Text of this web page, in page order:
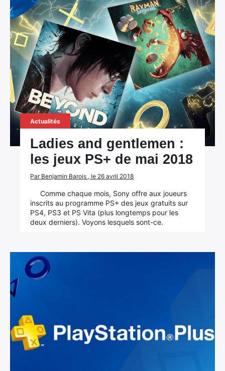
Actualités
Ladies and gentlemen :
les jeux PS+ de mai 2018
Par Benjamin Barois , le 26 avril 2018
Comme chaque mois, Sony offre aux joueurs
inscrits au programme PS+ des jeux gratuits sur
PS4, PS3 et PS Vita (plus longtemps pour les
deux derniers). Voyons lesquels sont-ce.